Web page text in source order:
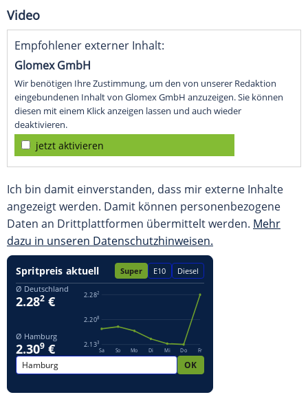
Video
Empfohlener externer Inhalt:
Glomex GmbH
Wir benötigen Ihre Zustimmung, um den von unserer Redaktion
eingebundenen Inhalt von Glomex GmbH anzuzeigen. Sie können
diesen mit einem Klick anzeigen lassen und auch wieder
deaktivieren.
jetzt aktivieren
Ich bin damit einverstanden, dass mir externe Inhalte
angezeigt werden. Damit können personenbezogene
Daten an Drittplattformen übermittelt werden. Mehr
dazu in unseren Datenschutzhinweisen.